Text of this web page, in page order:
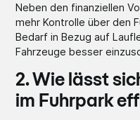
Neben den finanziellen
mehr Kontrolle über den
Bedarf in Bezug auf
Fahrzeuge besser
2. Wie lässt
im Fuhrpark